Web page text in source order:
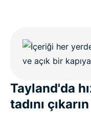
Tayland'da
tadını çıkarın